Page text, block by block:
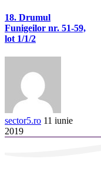
18. Drumul
Funigeilor nr. 51-59,
lot 1/1/2
sector5.ro 11 iunie
2019